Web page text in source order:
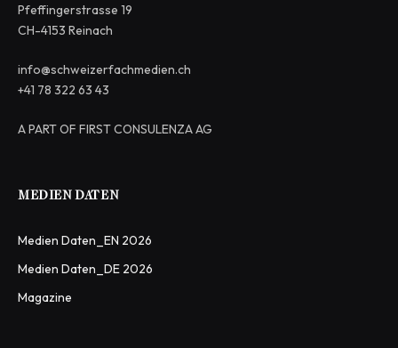
Pfeffingerstrasse 19
CH-4153 Reinach
info@schweizerfachmedien.ch
+41 78 322 63 43
A PART OF FIRST CONSULENZA AG
MEDIEN DATEN
Medien Daten_EN 2026
Medien Daten_DE 2026
Magazine